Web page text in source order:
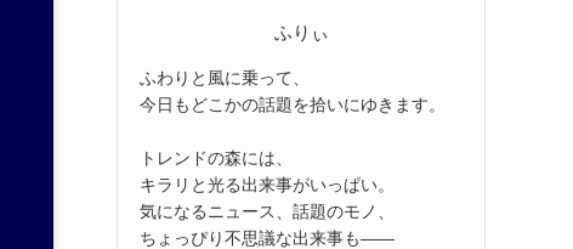
ふりぃ
ふわりと風に乗って、
今日もどこかの話題を拾いにゆきます。
トレンドの森には、
キラリと光る出来事がいっぱい。
気になるニュース、話題のモノ、
ちょっぴり不思議な出来事も——